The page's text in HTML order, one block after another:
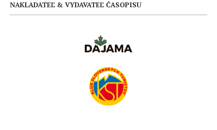
NAKLADATEĽ & VYDAVATEĽ ČASOPISU